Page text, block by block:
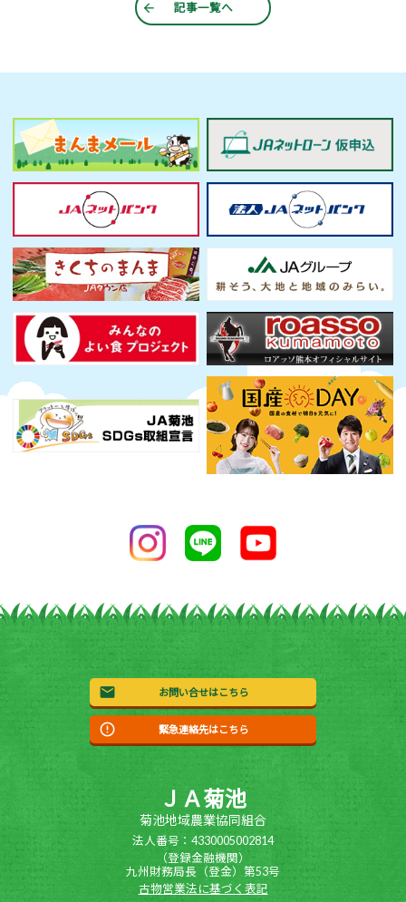
記事一覧へ
お問い合せはこちら
緊急連絡先はこちら
ＪＡ菊池
菊池地域農業協同組合
法人番号：4330005002814
（登録金融機関）
九州財務局長（登金）第53号
古物営業法に基づく表記